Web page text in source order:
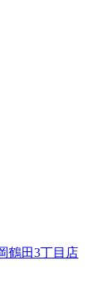
鶴田3丁目店